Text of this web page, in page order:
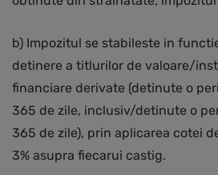
b) Impozitul se stabileste in
detinere a titlurilor de valoare/
financiare derivate (detinute o
365 de zile, inclusiv/detinute o
365 de zile), prin aplicarea cotei
3% asupra fiecarui castig.